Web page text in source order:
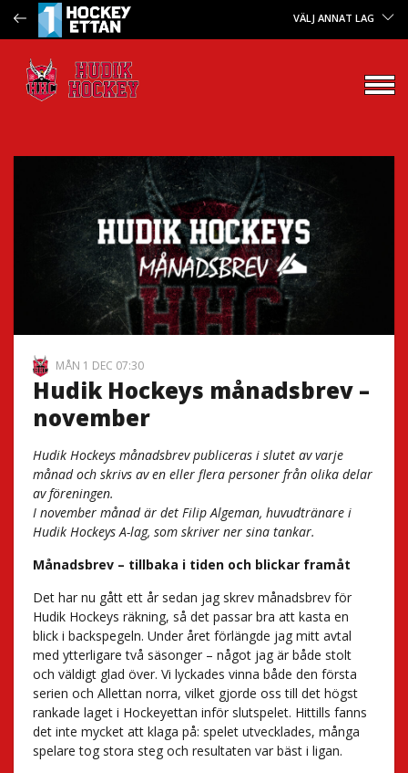
VÄLJ ANNAT LAG
MÅN 1 DEC 07:30
Hudik Hockeys månadsbrev –
november
Hudik Hockeys månadsbrev publiceras i slutet av varje
månad och skrivs av en eller flera personer från olika delar
av föreningen.
I november månad är det Filip Algeman, huvudtränare i
Hudik Hockeys A-lag, som skriver ner sina tankar.
Månadsbrev – tillbaka i tiden och blickar framåt
Det har nu gått ett år sedan jag skrev månadsbrev för
Hudik Hockeys räkning, så det passar bra att kasta en
blick i backspegeln. Under året förlängde jag mitt avtal
med ytterligare två säsonger – något jag är både stolt
och väldigt glad över. Vi lyckades vinna både den första
serien och Allettan norra, vilket gjorde oss till det högst
rankade laget i Hockeyettan inför slutspelet. Hittills fanns
det inte mycket att klaga på: spelet utvecklades, många
spelare tog stora steg och resultaten var bäst i ligan.